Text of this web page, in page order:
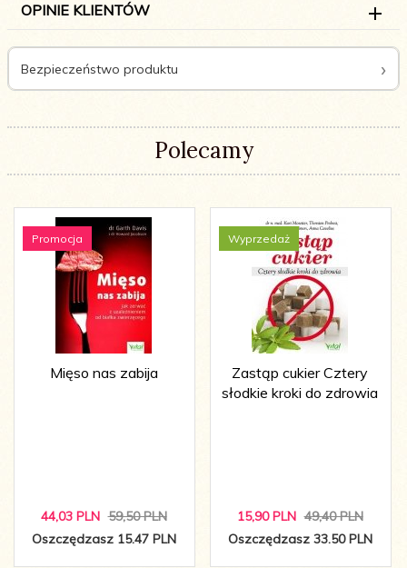
OPINIE KLIENTÓW
Bezpieczeństwo produktu
Polecamy
Promocja
Mięso nas zabija
44,03 PLN 59,50 PLN
Oszczędzasz 15.47 PLN
Wyprzedaż
Zastąp cukier Cztery
słodkie kroki do zdrowia
15,90 PLN 49,40 PLN
Oszczędzasz 33.50 PLN